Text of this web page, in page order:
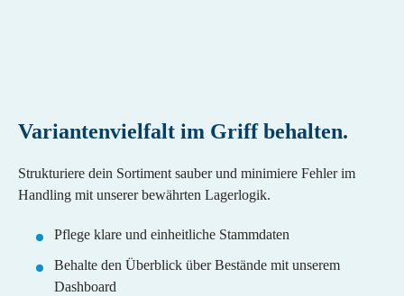
Variantenvielfalt im Griff behalten.
Strukturiere dein Sortiment sauber und minimiere Fehler im
Handling mit unserer bewährten Lagerlogik.
Pflege klare und einheitliche Stammdaten
Behalte den Überblick über Bestände mit unserem
Dashboard